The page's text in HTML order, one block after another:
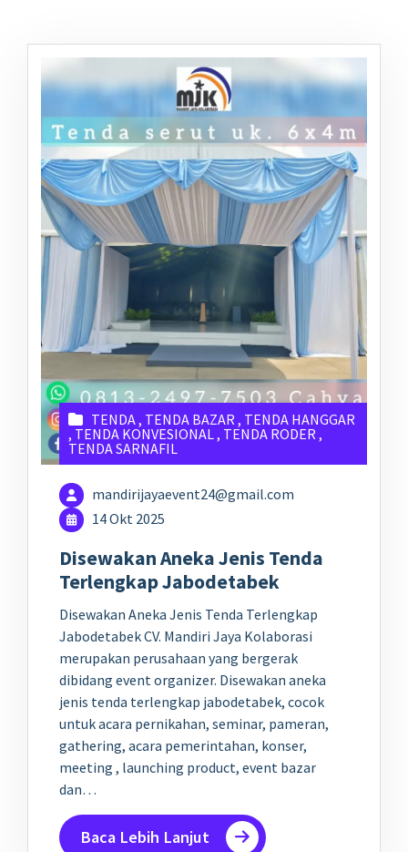
TENDA, TENDA BAZAR, TENDA HANGGAR
, TENDA KONVESIONAL, TENDA RODER,
TENDA SARNAFIL
mandirijayaevent24@gmail.com
14 Okt 2025
Disewakan Aneka Jenis Tenda
Terlengkap Jabodetabek
Disewakan Aneka Jenis Tenda Terlengkap
Jabodetabek CV. Mandiri Jaya Kolaborasi
merupakan perusahaan yang bergerak
dibidang event organizer. Disewakan aneka
jenis tenda terlengkap jabodetabek, cocok
untuk acara pernikahan, seminar, pameran,
gathering, acara pemerintahan, konser,
meeting , launching product, event bazar
dan…
Baca Lebih Lanjut